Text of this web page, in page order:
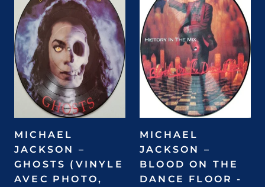
MICHAEL
JACKSON –
GHOSTS (VINYLE
AVEC PHOTO,
MICHAEL
JACKSON –
BLOOD ON THE
DANCE FLOOR -